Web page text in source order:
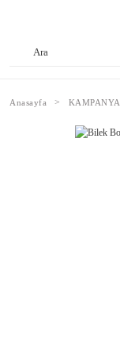
Anasayfa KAMPANYA